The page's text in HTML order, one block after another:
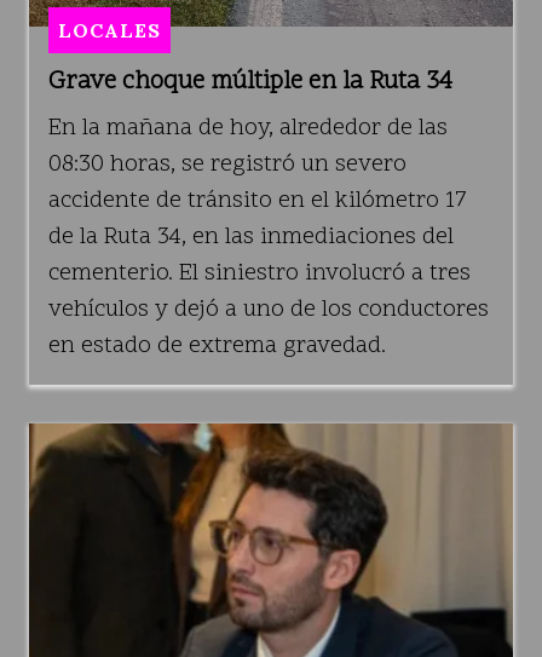
Grave choque múltiple en la Ruta 34
LOCALES
En la mañana de hoy, alrededor de las
08:30 horas, se registró un severo
accidente de tránsito en el kilómetro 17
de la Ruta 34, en las inmediaciones del
cementerio. El siniestro involucró a tres
vehículos y dejó a uno de los conductores
en estado de extrema gravedad.